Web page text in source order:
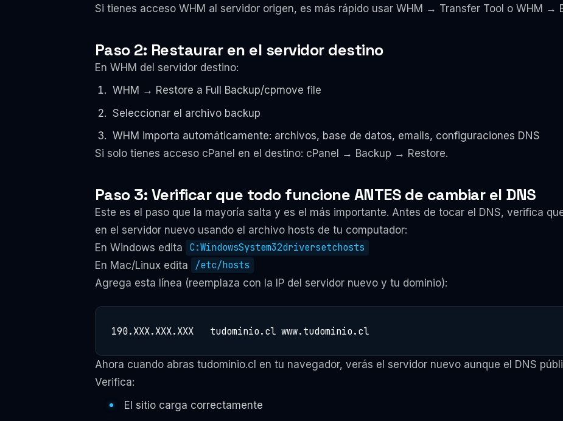
Si tienes acceso WHM al servidor origen, es más rápido usar WHM → Transfer Tool o WHM →
Paso 2: Restaurar en el servidor destino
En WHM del servidor destino:
WHM → Restore a Full Backup/cpmove file
Seleccionar el archivo backup
WHM importa automáticamente: archivos, base de datos, emails, configuraciones DNS
Si solo tienes acceso cPanel en el destino: cPanel → Backup → Restore.
Paso 3: Verificar que todo funcione ANTES de cambiar el DNS
Este es el paso que la mayoría salta y es el más importante. Antes de tocar el DNS, verifica
en el servidor nuevo usando el archivo hosts de tu computador:
En Windows edita
C:WindowsSystem32driversetchosts
En Mac/Linux edita /etc/hosts
Agrega esta línea (reemplaza con la IP del servidor nuevo y tu dominio):
190.XXX.XXX.XXX   tudominio.cl www.tudominio.cl
Ahora cuando abras tudominio.cl en tu navegador, verás el servidor nuevo aunque el DNS
Verifica:
El sitio carga correctamente